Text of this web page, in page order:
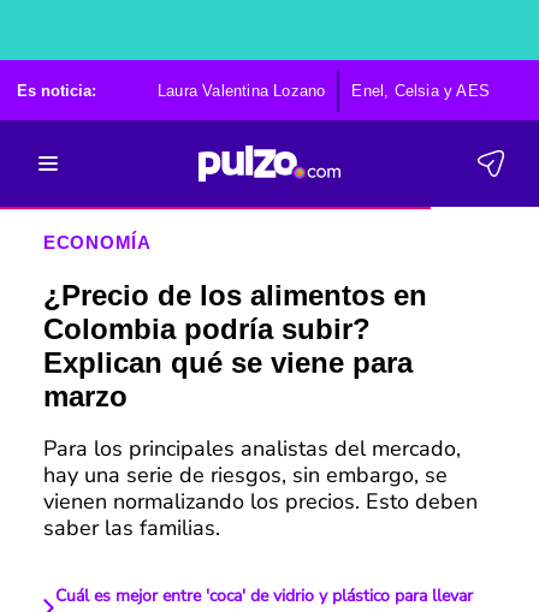
Es noticia: Laura Valentina Lozano Enel, Celsia y AES
ECONOMÍA
¿Precio de los alimentos en
Colombia podría subir?
Explican qué se viene para
marzo
Para los principales analistas del mercado,
hay una serie de riesgos, sin embargo, se
vienen normalizando los precios. Esto deben
saber las familias.
Cuál es mejor entre 'coca' de vidrio y plástico para llevar